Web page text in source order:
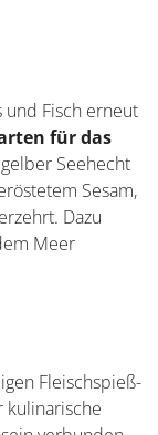
Fisch
Fischarten
wird gelber
aus
und
getrocknete
da der